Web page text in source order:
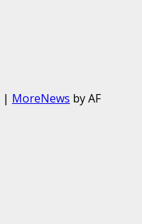
| MoreNews by AF